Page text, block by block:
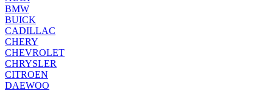
BMW
BUICK
CADILLAC
CHERY
CHEVROLET
CHRYSLER
CITROEN
DAEWOO